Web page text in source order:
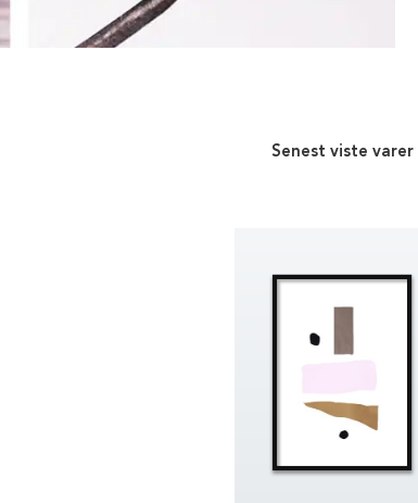
Senest viste varer